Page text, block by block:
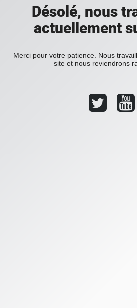
Désolé, nous
actuellement
Merci pour votre patience. Nous
site et nous reviendrons